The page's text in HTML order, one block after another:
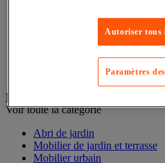
Grillage, canisse et palissade
Jardinière et potager
Outillage à main de jardin
Outillage motorisé de jardin
Pompe et récupérateur eau
Mobilier d'extérieur
Abri de jardin
Mobilier de jardin et terrasse
Autoriser tous
Paramètres